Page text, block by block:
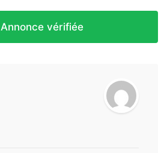
Annonce vérifiée